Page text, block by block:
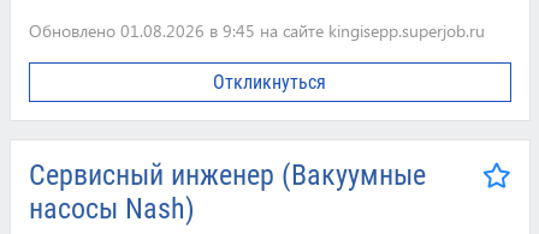
Обновлено 01.08.2026 в 9:45 на сайте kingisepp.superjob.ru
Откликнуться
Сервисный инженер (Вакуумные
насосы Nash)